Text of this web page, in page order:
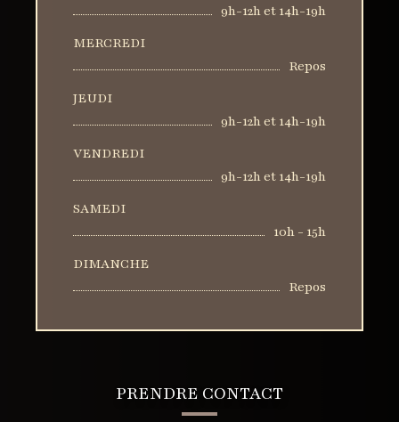
9h-12h et 14h-19h
MERCREDI
Repos
JEUDI
9h-12h et 14h-19h
VENDREDI
9h-12h et 14h-19h
SAMEDI
10h - 15h
DIMANCHE
Repos
PRENDRE CONTACT